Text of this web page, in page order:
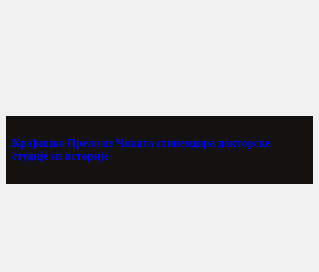
Крајишко Прело из Чикага стипендира докторске
студије из историје